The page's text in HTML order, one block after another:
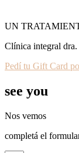
UN
Clínica integral dra.
Pedí tu Gift Card
see you
Nos vemos
completá el